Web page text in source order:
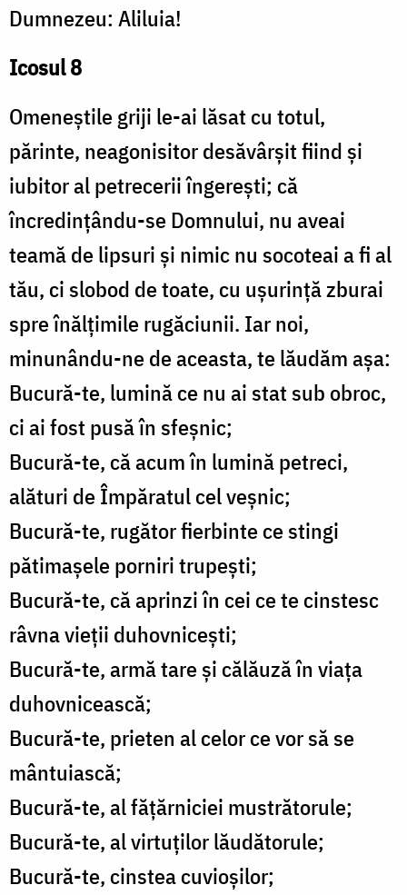
Dumnezeu: Aliluia!
Icosul 8
Omeneștile griji le-ai lăsat cu totul,
părinte, neagonisitor desăvârșit fiind și
iubitor al petrecerii îngerești; că
încredințându-se Domnului, nu aveai
teamă de lipsuri și nimic nu socoteai a fi al
tău, ci slobod de toate, cu ușurință zburai
spre înălțimile rugăciunii. Iar noi,
minunându-ne de aceasta, te lăudăm așa:
Bucură-te, lumină ce nu ai stat sub obroc,
ci ai fost pusă în sfeșnic;
Bucură-te, că acum în lumină petreci,
alături de Împăratul cel veșnic;
Bucură-te, rugător fierbinte ce stingi
pătimașele porniri trupești;
Bucură-te, că aprinzi în cei ce te cinstesc
râvna vieții duhovnicești;
Bucură-te, armă tare și călăuză în viața
duhovnicească;
Bucură-te, prieten al celor ce vor să se
mântuiască;
Bucură-te, al fățărniciei mustrătorule;
Bucură-te, al virtuților lăudătorule;
Bucură-te, cinstea cuvioșilor;